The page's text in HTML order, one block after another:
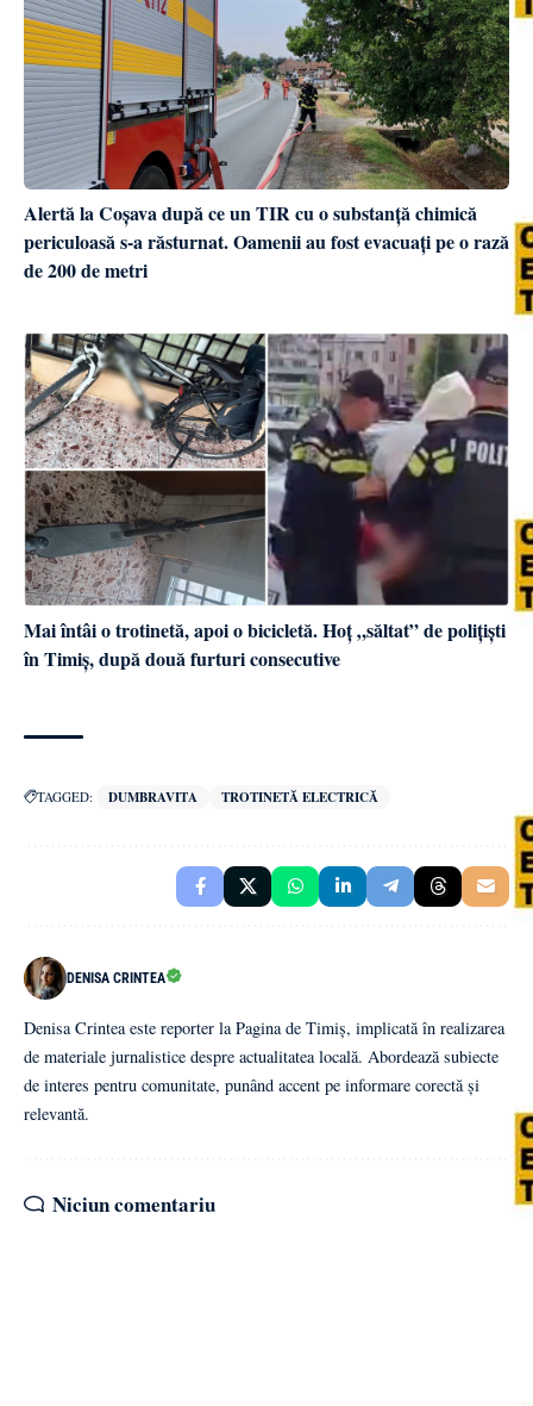
Alertă la Coșava după ce un TIR cu o substanță chimică
periculoasă s-a răsturnat. Oamenii au fost evacuați pe o rază
de 200 de metri
Mai întâi o trotinetă, apoi o bicicletă. Hoț „săltat” de polițiști
în Timiș, după două furturi consecutive
TAGGED: DUMBRAVITA TROTINETĂ ELECTRICĂ
DENISA CRINTEA
Denisa Crintea este reporter la Pagina de Timiș, implicată în realizarea
de materiale jurnalistice despre actualitatea locală. Abordează subiecte
de interes pentru comunitate, punând accent pe informare corectă și
relevantă.
Niciun comentariu